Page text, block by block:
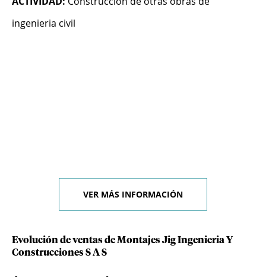
ingenieria civil
VER MÁS INFORMACIÓN
Evolución de ventas de Montajes Jig Ingenieria Y
Construcciones S A S